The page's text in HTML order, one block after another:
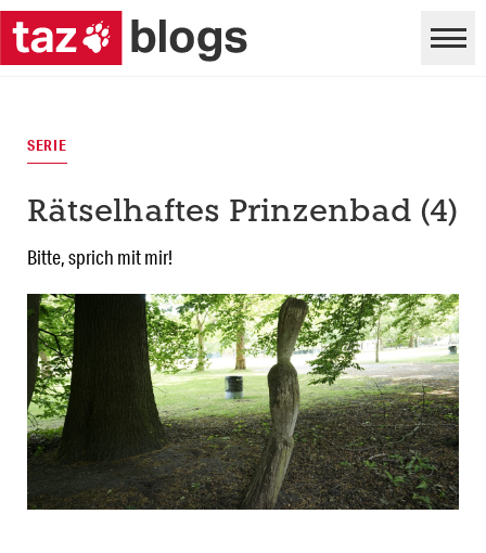
SERIE
Rätselhaftes Prinzenbad (4)
Bitte, sprich mit mir!